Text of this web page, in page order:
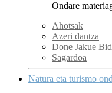
Ondare
Ahotsak
Azeri dantza
Done Jakue
Sagardoa
Natura eta turismo